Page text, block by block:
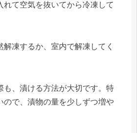
れて空気を抜いてから冷凍して
凍するか、室内で解凍してく
も、漬ける方法が大切です。特
ので、漬物の量を少しずつ増や